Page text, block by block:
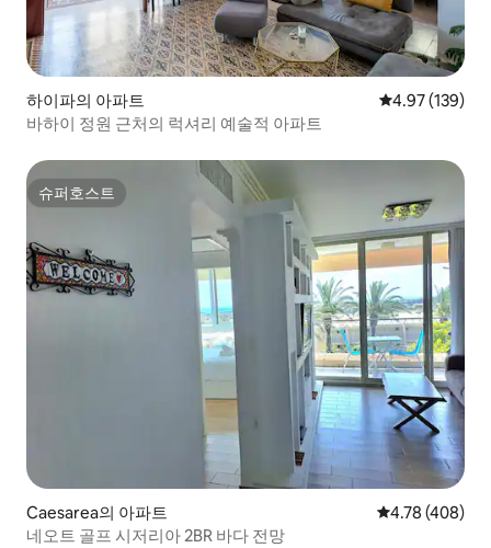
하이파의 아파트 평점 4.97점(5
4.97 (139)
바하이 정원 근처의 럭셔리 예술적 아파트
슈퍼호스트
슈퍼호스트
Caesarea의 아파트 평점 4.78점(5
4.78 (408)
네오트 골프 시저리아 2BR 바다 전망